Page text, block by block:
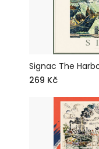
Signac The
269 Kč